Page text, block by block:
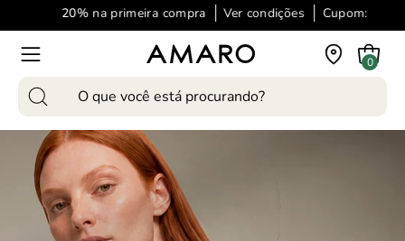
para
na primeira compra Ver condições Cupom:
Abra
menu
de
navegação
0
Pesquise
produtos
em
nosso
site